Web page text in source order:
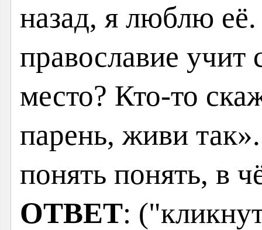
назад, я люблю
православие учит
место? Кто-то
парень, живи
понять понять, в
ОТВЕТ: